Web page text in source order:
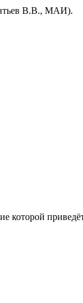
В.В., МАИ).
которой